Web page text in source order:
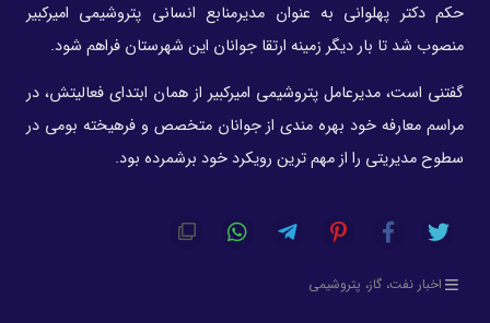
حکم دکتر پهلوانی به عنوان مدیرمنابع انسانی پتروشیمی امیرکبیر
منصوب شد تا بار دیگر زمینه ارتقا جوانان این شهرستان فراهم شود.
گفتنی است، مدیرعامل پتروشیمی امیرکبیر از همان ابتدای فعالیتش، در
مراسم معارفه خود بهره مندی از جوانان متخصص و فرهیخته بومی در
سطوح مدیریتی را از مهم ترین رویکرد خود برشمرده بود.
اخبار نفت، گاز، پتروشیمی